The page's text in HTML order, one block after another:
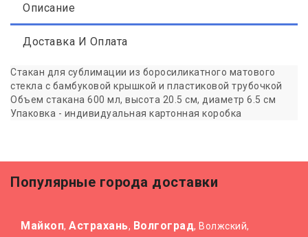
Описание
Доставка И Оплата
Стакан для сублимации из боросиликатного матового
стекла с бамбуковой крышкой и пластиковой трубочкой
Объем стакана 600 мл, высота 20.5 см, диаметр 6.5 см
Упаковка - индивидуальная картонная коробка
Популярные города доставки
Майкоп, Астрахань, Волгоград, Волжский,